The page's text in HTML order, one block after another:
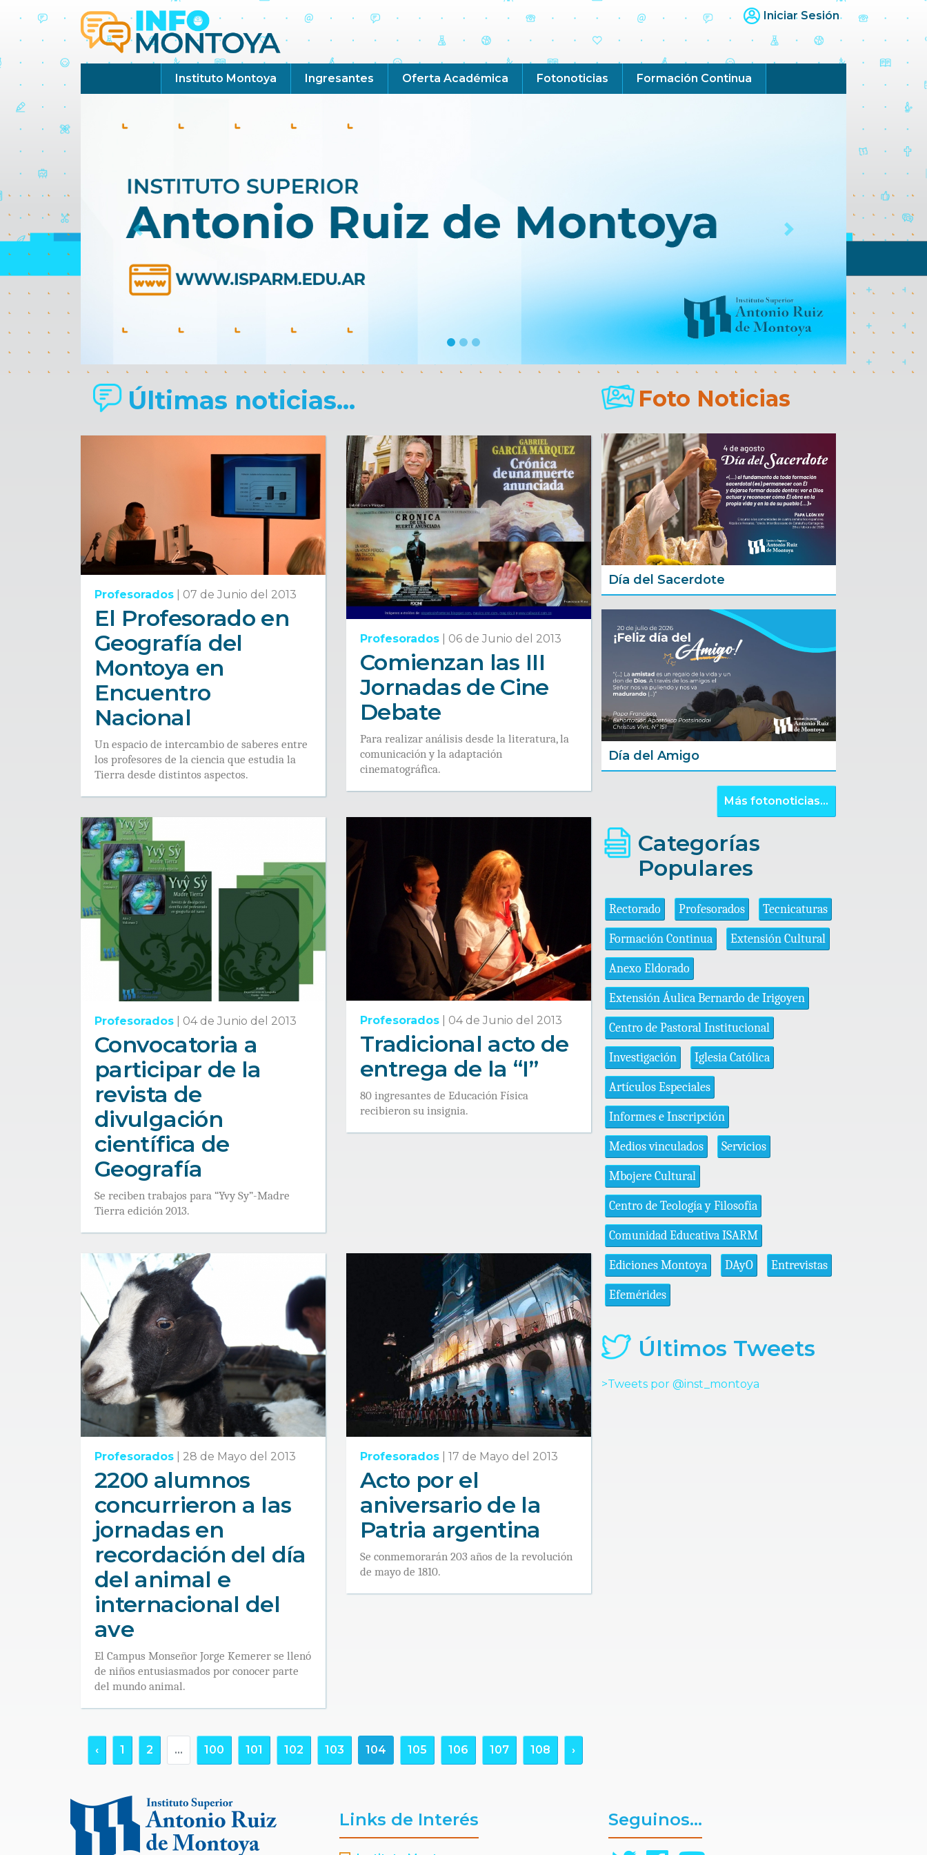
Iniciar Sesión
Instituto Montoya Ingresantes Oferta Académica Fotonoticias Formación Continua
Previous Next
Últimas noticias...
Profesorados 07 de Junio del 2013
El Profesorado en
Geografía del
Montoya en
Encuentro
Nacional
Un espacio de intercambio de saberes entre
los profesores de la ciencia que estudia la
Tierra desde distintos aspectos.
Profesorados 06 de Junio del 2013
Comienzan las III
Jornadas de Cine
Debate
Para realizar análisis desde la literatura, la
comunicación y la adaptación
cinematográfica.
Profesorados 04 de Junio del 2013
Convocatoria a
participar de la
revista de
divulgación
científica de
Geografía
Se reciben trabajos para “Yvy Sy”-Madre
Tierra edición 2013.
Profesorados 04 de Junio del 2013
Tradicional acto de
entrega de la “I”
80 ingresantes de Educación Física
recibieron su insignia.
Profesorados 28 de Mayo del 2013
2200 alumnos
concurrieron a las
jornadas en
recordación del día
del animal e
internacional del
ave
El Campus Monseñor Jorge Kemerer se llenó
de niños entusiasmados por conocer parte
del mundo animal.
Profesorados 17 de Mayo del 2013
Acto por el
aniversario de la
Patria argentina
Se conmemorarán 203 años de la revolución
de mayo de 1810.
‹ 1 2 ... 100 101 102 103 104 105 106 107 108 ›
Foto Noticias
Día del Sacerdote
Día del Amigo
Más fotonoticias...
Categorías
Populares
Rectorado Profesorados Tecnicaturas
Formación Continua Extensión Cultural
Anexo Eldorado
Extensión Áulica Bernardo de Irigoyen
Centro de Pastoral Institucional
Investigación Iglesia Católica
Artículos Especiales
Informes e Inscripción
Medios vinculados Servicios
Mbojere Cultural
Centro de Teología y Filosofía
Comunidad Educativa ISARM
Ediciones Montoya DAyO Entrevistas
Efemérides
Últimos Tweets
>Tweets por @inst_montoya
Links de Interés Seguinos...